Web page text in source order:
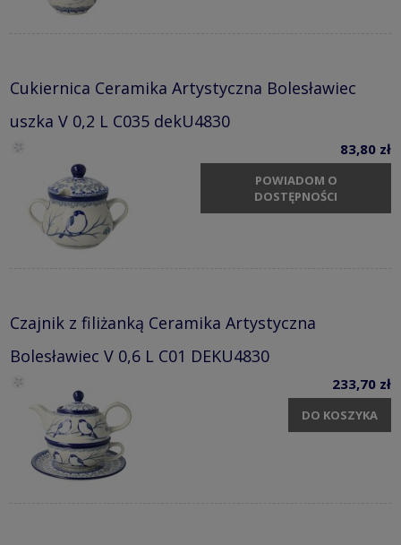
Cukiernica Ceramika Artystyczna Bolesławiec
uszka V 0,2 L C035 dekU4830
83,80 zł
POWIADOM O
DOSTĘPNOŚCI
Czajnik z filiżanką Ceramika Artystyczna
Bolesławiec V 0,6 L C01 DEKU4830
233,70 zł
DO KOSZYKA